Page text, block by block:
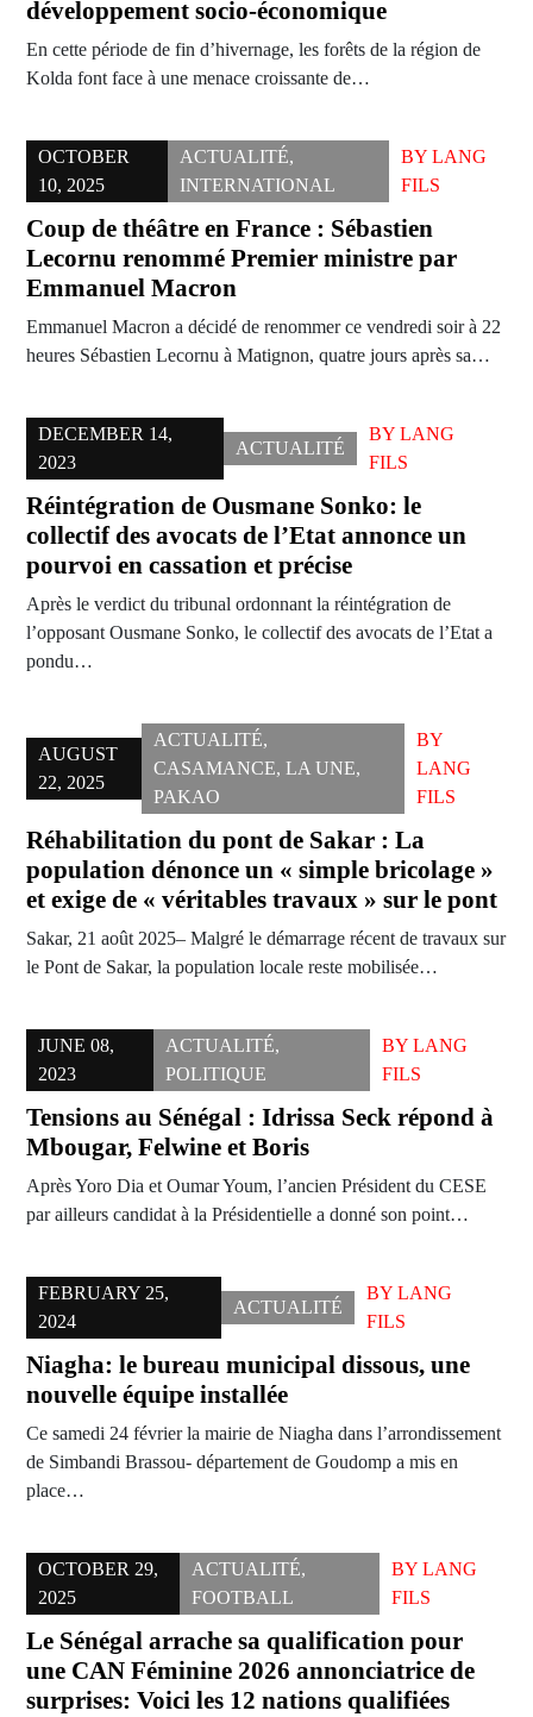
développement socio-économique
En cette période de fin d’hivernage, les forêts de la région de
Kolda font face à une menace croissante de…
OCTOBER
10, 2025
ACTUALITÉ,
INTERNATIONAL
BYLANG
FILS
Coup de théâtre en France : Sébastien
Lecornu renommé Premier ministre par
Emmanuel Macron
Emmanuel Macron a décidé de renommer ce vendredi soir à 22
heures Sébastien Lecornu à Matignon, quatre jours après sa…
DECEMBER 14,
2023
ACTUALITÉ
BY LANG
FILS
Réintégration de Ousmane Sonko: le
collectif des avocats de l’Etat annonce un
pourvoi en cassation et précise
Après le verdict du tribunal ordonnant la réintégration de
l’opposant Ousmane Sonko, le collectif des avocats de l’Etat a
pondu…
AUGUST
22, 2025
ACTUALITÉ,
CASAMANCE, LA UNE,
PAKAO
BY
LANG
FILS
Réhabilitation du pont de Sakar : La
population dénonce un « simple bricolage »
et exige de « véritables travaux » sur le pont
Sakar, 21 août 2025– Malgré le démarrage récent de travaux sur
le Pont de Sakar, la population locale reste mobilisée…
JUNE 08,
2023
ACTUALITÉ,
POLITIQUE
BY LANG
FILS
Tensions au Sénégal : Idrissa Seck répond à
Mbougar, Felwine et Boris
Après Yoro Dia et Oumar Youm, l’ancien Président du CESE
par ailleurs candidat à la Présidentielle a donné son point…
FEBRUARY 25,
2024
ACTUALITÉ
BYLANG
FILS
Niagha: le bureau municipal dissous, une
nouvelle équipe installée
Ce samedi 24 février la mairie de Niagha dans l’arrondissement
de Simbandi Brassou- département de Goudomp a mis en
place…
OCTOBER 29,
2025
ACTUALITÉ,
FOOTBALL
BYLANG
FILS
Le Sénégal arrache sa qualification pour
une CAN Féminine 2026 annonciatrice de
surprises: Voici les 12 nations qualifiées